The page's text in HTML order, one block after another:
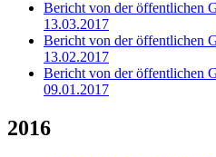
Bericht von der öffentlichen
13.03.2017
Bericht von der öffentlichen
13.02.2017
Bericht von der öffentlichen
09.01.2017
2016